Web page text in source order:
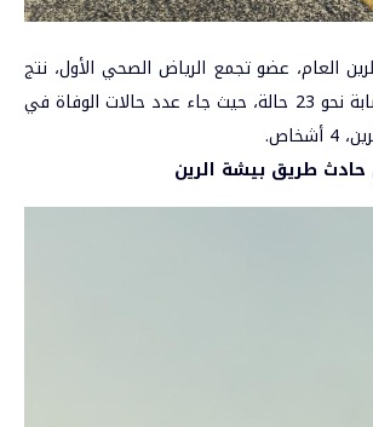
العام، عضو تجمع الرياض الصحي الأول، نتج
عن الحادث وفاة وإصابة نحو 23 حالة، حيث جاء عدد حالات الوفاة في
طريق بيشة الرين